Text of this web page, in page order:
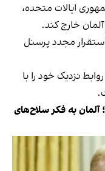
ایالات متحده،
مجدد پرسنل
نزدیک خود را با
آلمان به فکر سلاح‌های